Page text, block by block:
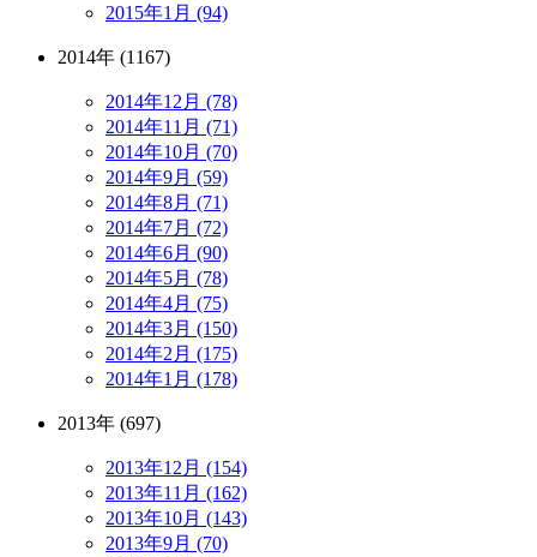
2015年1月 (94)
2014年 (1167)
2014年12月 (78)
2014年11月 (71)
2014年10月 (70)
2014年9月 (59)
2014年8月 (71)
2014年7月 (72)
2014年6月 (90)
2014年5月 (78)
2014年4月 (75)
2014年3月 (150)
2014年2月 (175)
2014年1月 (178)
2013年 (697)
2013年12月 (154)
2013年11月 (162)
2013年10月 (143)
2013年9月 (70)